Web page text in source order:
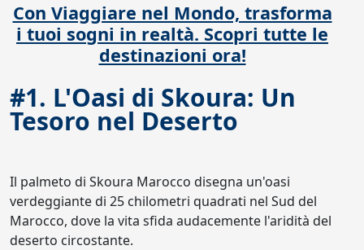
Con Viaggiare nel Mondo, trasforma
i tuoi sogni in realtà. Scopri tutte le
destinazioni ora!
#1. L'Oasi di Skoura: Un
Tesoro nel Deserto
Il palmeto di Skoura Marocco disegna un'oasi
verdeggiante di 25 chilometri quadrati nel Sud del
Marocco, dove la vita sfida audacemente l'aridità del
deserto circostante.